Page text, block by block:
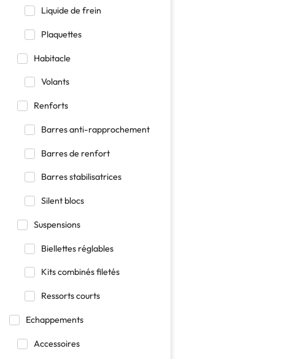
Liquide de frein
Plaquettes
Habitacle
Volants
Renforts
Barres anti-rapprochement
Barres de renfort
Barres stabilisatrices
Silent blocs
Suspensions
Biellettes réglables
Kits combinés filetés
Ressorts courts
Echappements
Accessoires